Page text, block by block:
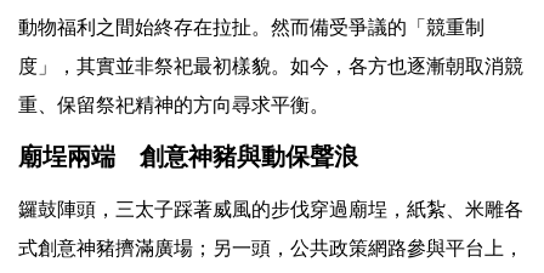
動物福利之間始終存在拉扯。然而備受爭議的「競重制
度」，其實並非祭祀最初樣貌。如今，各方也逐漸朝取消競
重、保留祭祀精神的方向尋求平衡。
廟埕兩端 創意神豬與動保聲浪
鑼鼓陣頭，三太子踩著威風的步伐穿過廟埕，紙紮、米雕各
式創意神豬擠滿廣場；另一頭，公共政策網路參與平台上，